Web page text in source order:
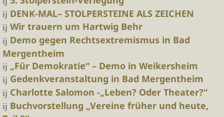
DENK-MAL– STOLPERSTEINE ALS ZEICHEN
Wir trauern um Hartwig Behr
Demo gegen Rechtsextremismus in Bad
Mergentheim
„Für Demokratie“ – Demo in Weikersheim
Gedenkveranstaltung in Bad Mergentheim
Charlotte Salomon -„Leben? Oder Theater?“
Buchvorstellung „Vereine früher und heute,